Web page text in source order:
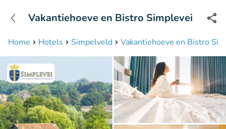
Disponible jusqu'à 23:00 heures
Home Hotels Simpelveld Vakantiehoeve en Bistro
Vakantiehoeve en Bistro Simplevei